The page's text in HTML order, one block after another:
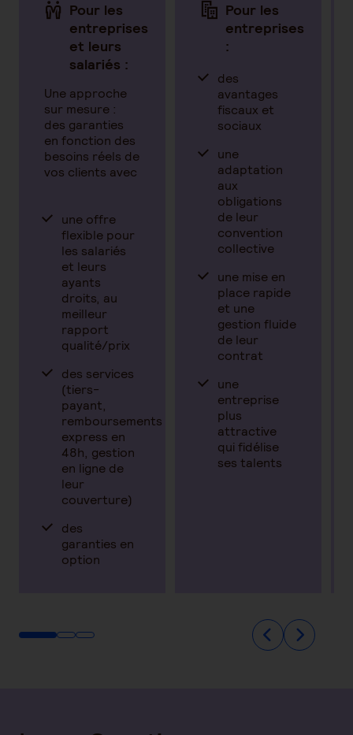
Pour les
entreprises
et leurs
salariés :
Une approche
sur mesure :
des garanties
en fonction des
besoins réels de
vos clients avec
une offre
flexible pour
les salariés
et leurs
ayants
droits, au
meilleur
rapport
qualité/prix
des services
(tiers-
payant,
remboursements
express en
48h, gestion
en ligne de
leur
couverture)
des
garanties en
option
Pour les
entreprises
:
des
avantages
fiscaux et
sociaux
une
adaptation
aux
obligations
de leur
convention
collective
une mise en
place rapide
et une
gestion fluide
de leur
contrat
une
entreprise
plus
attractive
qui fidélise
ses talents